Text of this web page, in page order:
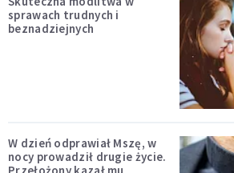
sprawach trudnych i
beznadziejnych
W dzień odprawiał Mszę, w
nocy prowadził drugie życie.